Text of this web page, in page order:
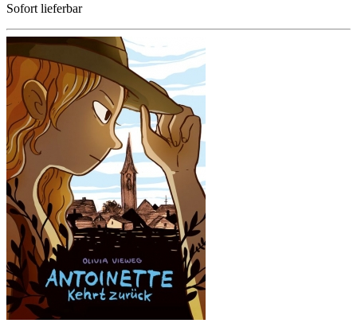
Sofort lieferbar